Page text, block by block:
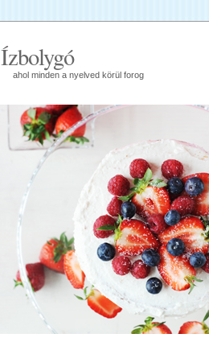
Ízbolygó
ahol minden a nyelved körül forog